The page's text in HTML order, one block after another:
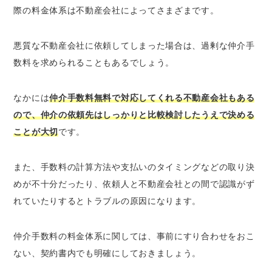
際の料金体系は不動産会社によってさまざまです。
悪質な不動産会社に依頼してしまった場合は、過剰な仲介手
数料を求められることもあるでしょう。
なかには仲介手数料無料で対応してくれる不動産会社もある
ので、仲介の依頼先はしっかりと比較検討したうえで決める
ことが大切です。
また、手数料の計算方法や支払いのタイミングなどの取り決
めが不十分だったり、依頼人と不動産会社との間で認識がず
れていたりするとトラブルの原因になります。
仲介手数料の料金体系に関しては、事前にすり合わせをおこ
ない、契約書内でも明確にしておきましょう。